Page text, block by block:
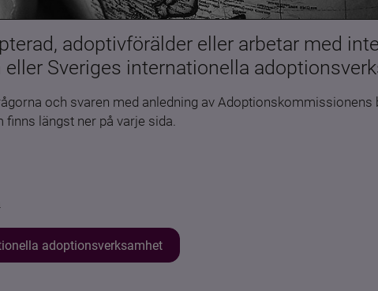
adoptivförälder eller arbetar med
Sveriges internationella
och svaren med anledning av Adoptionskommissionens
längst ner på varje sida.
adoptionsverksamhet